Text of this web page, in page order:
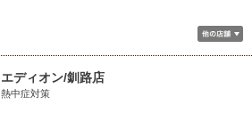
エディオン/釧路店
熱中症対策